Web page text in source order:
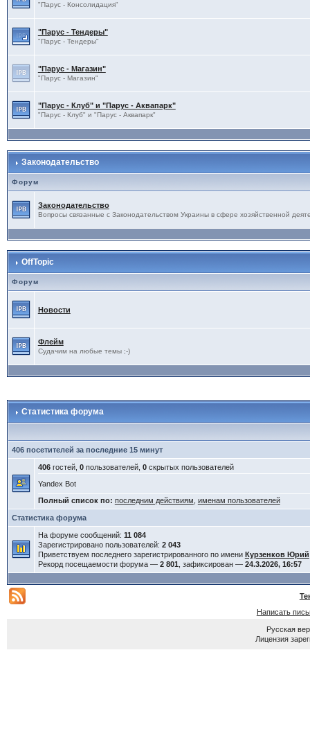
"Парус - Консолидация"
"Парус - Тендеры"
"Парус - Тендеры"
"Парус - Магазин"
"Парус - Магазин"
"Парус - Клуб" и "Парус - Аквапарк"
"Парус - Клуб" и "Парус - Аквапарк"
Законодательство
Форум
Законодательство
Вопросы связанные с Законодательством Украины в сфере хозяйственной
OffTopic
Форум
Новости
Флейм
Судачим на любые темы ;-)
Статистика форума
406 посетителей за последние 15 минут
406гостей, 0пользователей, 0скрытых пользователей
Yandex Bot
Полный список по: последним действиям именам пользователей
Статистика форума
На форуме сообщений: 11 084
Зарегистрировано пользователей: 2 043
Приветствуем последнего зарегистрированного по имени Курзенков Юрий
Рекорд посещаемости форума — 2 801 , зафиксирован — 24.3.2026, 16:57
Написать
Русская
Лицензия